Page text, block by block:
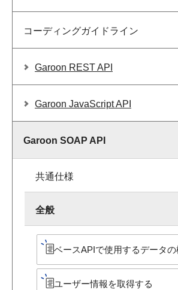
コーディングガイドライン
Garoon REST API
Garoon JavaScript API
Garoon SOAP API
共通仕様
全般
ベースAPIで​使用する​データの​
ユーザー情報を​取得する